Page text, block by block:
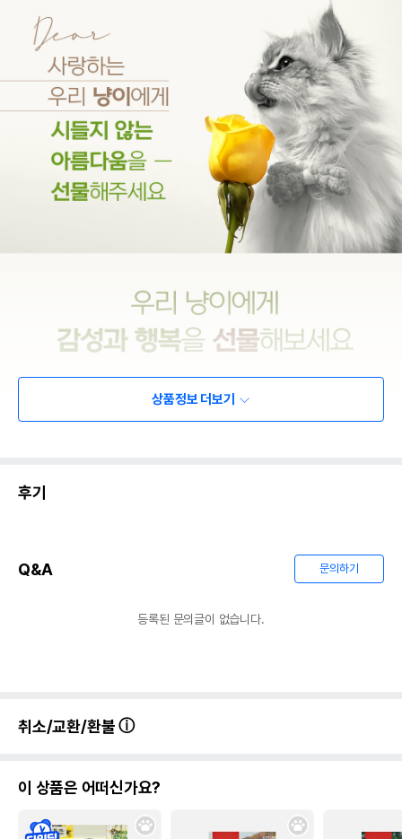
상품정보 더보기
후기
Q&A 문의하기
등록된 문의글이 없습니다.
취소/교환/환불
이 상품은 어떠신가요?